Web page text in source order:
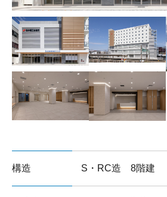
構造 S・RC造 8階建